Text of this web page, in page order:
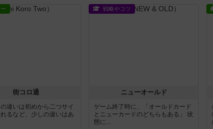
街コロ通
違いは初めから二つサイ
るなど、少しの違いはあ
戦略やコツ
ニューオールド
ゲーム終了時に、「オールドカード
とニューカードのどちらもある」 状
態に...